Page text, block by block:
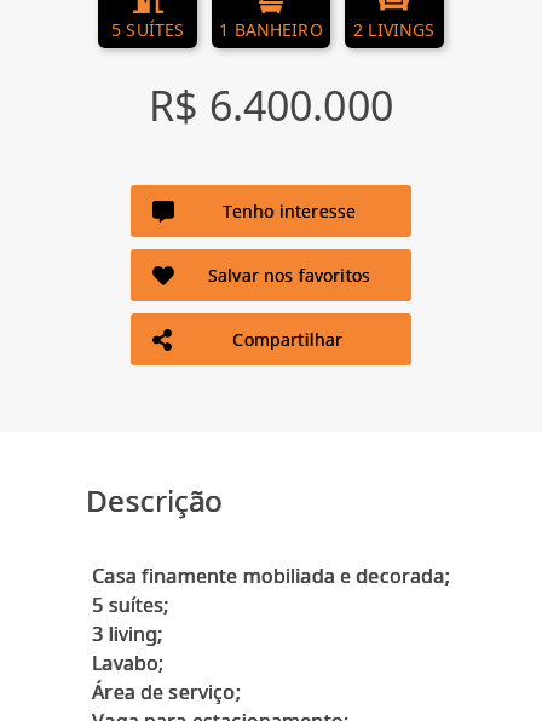
5 SUÍTES 1 BANHEIRO 2 LIVINGS
R$ 6.400.000
Tenho interesse
Salvar nos favoritos
Compartilhar
Descrição
Casa finamente mobiliada e decorada;
5 suítes;
3 living;
Lavabo;
Área de serviço;